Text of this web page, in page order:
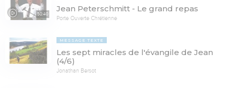
50:40
Jean Peterschmitt - Le grand repas
Porte Ouverte Chrétienne
MESSAGE TEXTE
Les sept miracles de l'évangile de Jean
(4/6)
Jonathan Bersot